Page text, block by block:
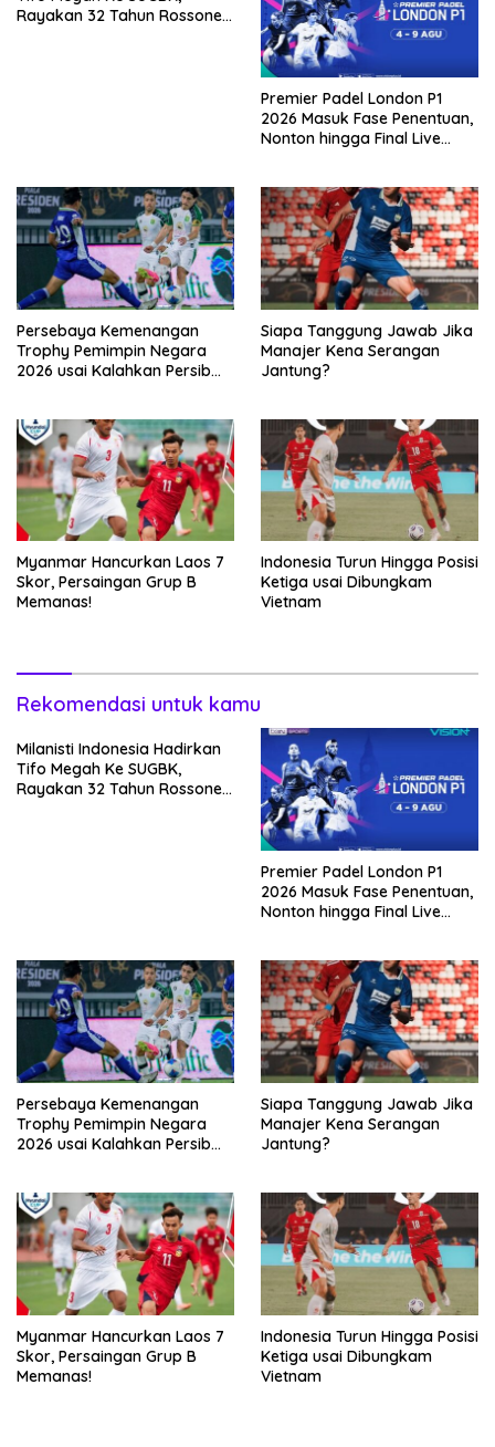
Rayakan 32 Tahun Rossoneri
Premier Padel London P1
2026 Masuk Fase Penentuan,
Nonton hingga Final Live
Persebaya Kemenangan
Trophy Pemimpin Negara
2026 usai Kalahkan Persib
Siapa Tanggung Jawab Jika
Manajer Kena Serangan
Jantung?
Myanmar Hancurkan Laos 7
Skor, Persaingan Grup B
Memanas!
Indonesia Turun Hingga Posisi
Ketiga usai Dibungkam
Vietnam
Rekomendasi untuk kamu
Milanisti Indonesia Hadirkan
Tifo Megah Ke SUGBK,
Rayakan 32 Tahun Rossoneri
Premier Padel London P1
2026 Masuk Fase Penentuan,
Nonton hingga Final Live
Persebaya Kemenangan
Trophy Pemimpin Negara
2026 usai Kalahkan Persib
Siapa Tanggung Jawab Jika
Manajer Kena Serangan
Jantung?
Myanmar Hancurkan Laos 7
Skor, Persaingan Grup B
Memanas!
Indonesia Turun Hingga Posisi
Ketiga usai Dibungkam
Vietnam